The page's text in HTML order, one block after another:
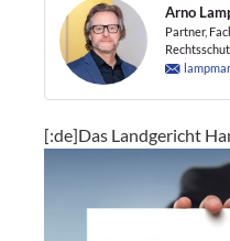
Arno
Partner,
[:de]Das Landgericht